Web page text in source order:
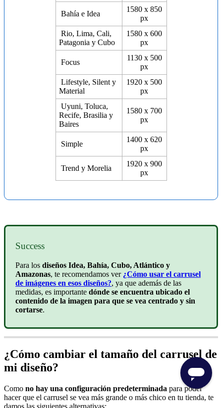
Bahía e Idea
1580 x 850
px
Rio, Lima, Cali,
Patagonia y Cubo
1580 x 600
px
Focus
1130 x 500
px
Lifestyle, Silent y
Material
1920 x 500
px
Uyuni, Toluca,
Recife, Brasilia y
Baires
1580 x 700
px
Simple
1400 x 620
px
Trend y Morelia
1920 x 900
px
Success
Para los diseños Idea, Bahía, Cubo, Atlántico y
Amazonas, te recomendamos ver ¿Cómo usar el carrusel
de imágenes en esos diseños?, ya que además de las
medidas, es importante dónde se encuentra ubicado el
contenido de la imagen para que se vea centrado y sin
cortarse.
¿Cómo cambiar el tamaño del carrusel de
mi diseño?
Como no hay una configuración predeterminada para poder
hacer que el carrusel se vea más grande o más chico en tu tienda, te